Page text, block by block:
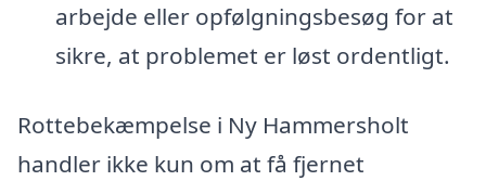
arbejde eller opfølgningsbesøg for at
sikre, at problemet er løst ordentligt.
Rottebekæmpelse i Ny Hammersholt
handler ikke kun om at få fjernet